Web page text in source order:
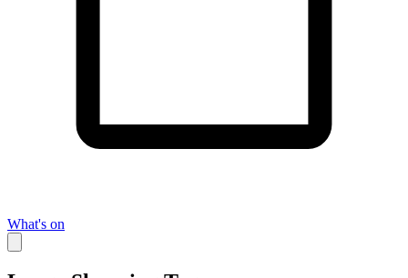
What's on